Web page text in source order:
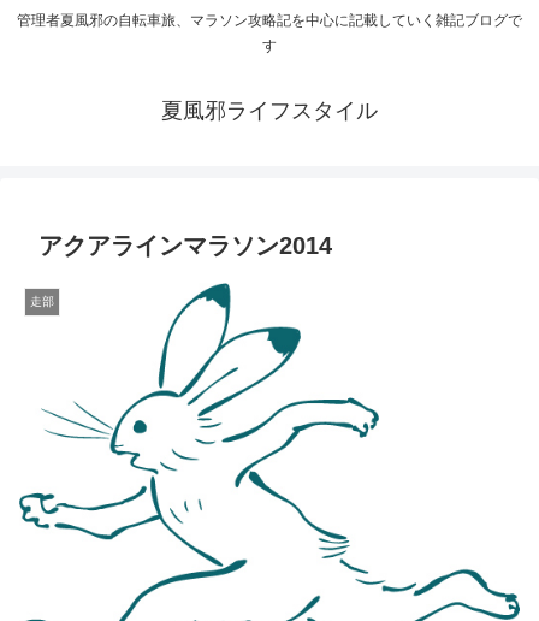
管理者夏風邪の自転車旅、マラソン攻略記を中心に記載していく雑記ブログで
す
夏風邪ライフスタイル
アクアラインマラソン2014
走部